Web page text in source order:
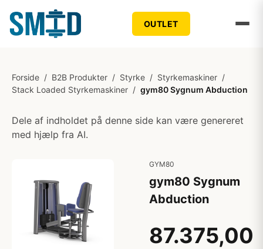
OUTLET
Forside / B2B Produkter / Styrke / Styrkemaskiner /
Stack Loaded Styrkemaskiner / gym80 Sygnum Abduction
Dele af indholdet på denne side kan være genereret
med hjælp fra AI.
GYM80
gym80 Sygnum
Abduction
87.375,00